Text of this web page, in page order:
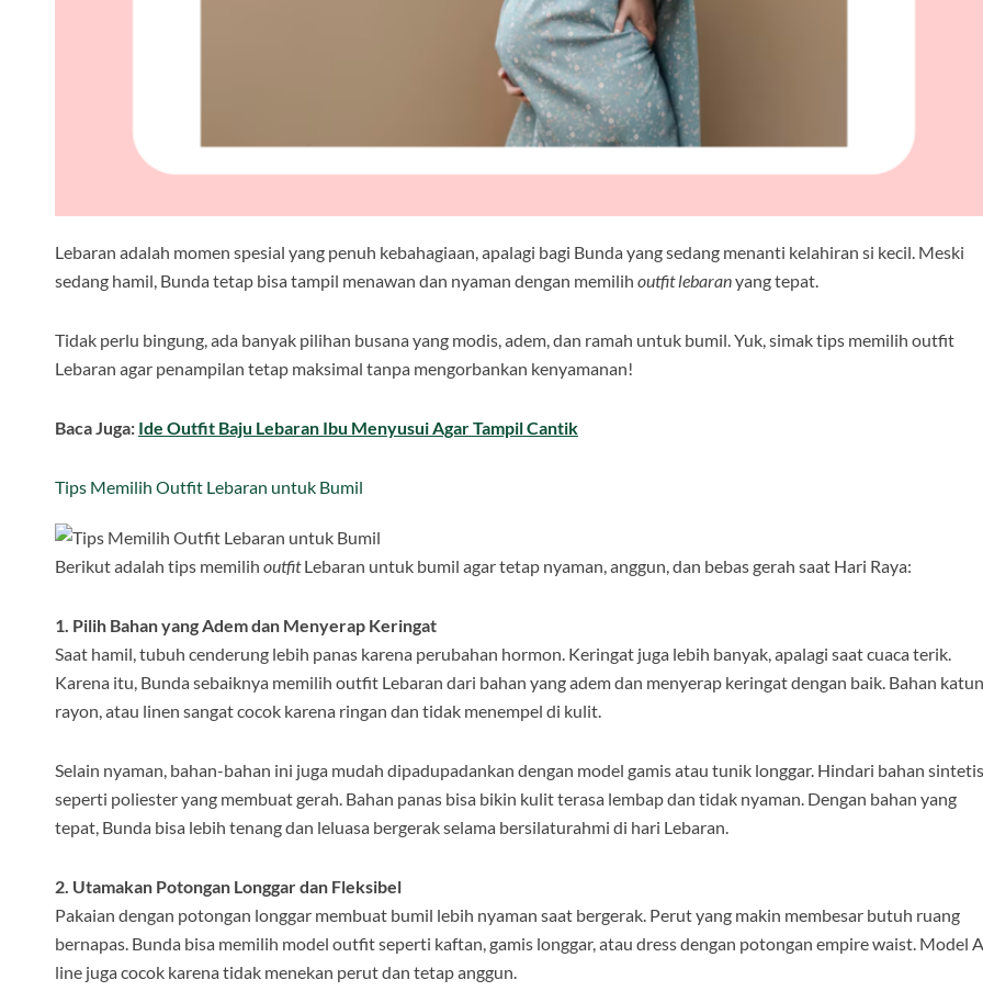
Lebaran adalah momen spesial yang penuh kebahagiaan, apalagi bagi Bunda yang sedang menanti kelahiran si kecil. Meski
sedang hamil, Bunda tetap bisa tampil menawan dan nyaman dengan memilih outfit lebaranyang tepat.
Tidak perlu bingung, ada banyak pilihan busana yang modis, adem, dan ramah untuk bumil. Yuk, simak tips memilih outfit
Lebaran agar penampilan tetap maksimal tanpa mengorbankan kenyamanan!
Baca Juga: Ide Outfit Baju Lebaran Ibu Menyusui Agar Tampil Cantik
Tips Memilih Outfit Lebaran untuk Bumil
Berikut adalah tips memilih outfitLebaran untuk bumil agar tetap nyaman, anggun, dan bebas gerah saat Hari Raya:
1. Pilih Bahan yang Adem dan Menyerap Keringat
Saat hamil, tubuh cenderung lebih panas karena perubahan hormon. Keringat juga lebih banyak, apalagi saat cuaca terik.
Karena itu, Bunda sebaiknya memilih outfit Lebaran dari bahan yang adem dan menyerap keringat dengan baik. Bahan
rayon, atau linen sangat cocok karena ringan dan tidak menempel di kulit.
Selain nyaman, bahan-bahan ini juga mudah dipadupadankan dengan model gamis atau tunik longgar. Hindari bahan sintetis
seperti poliester yang membuat gerah. Bahan panas bisa bikin kulit terasa lembap dan tidak nyaman. Dengan bahan yang
tepat, Bunda bisa lebih tenang dan leluasa bergerak selama bersilaturahmi di hari Lebaran.
2. Utamakan Potongan Longgar dan Fleksibel
Pakaian dengan potongan longgar membuat bumil lebih nyaman saat bergerak. Perut yang makin membesar butuh ruang
bernapas. Bunda bisa memilih model outfit seperti kaftan, gamis longgar, atau dress dengan potongan empire waist. Model
line juga cocok karena tidak menekan perut dan tetap anggun.